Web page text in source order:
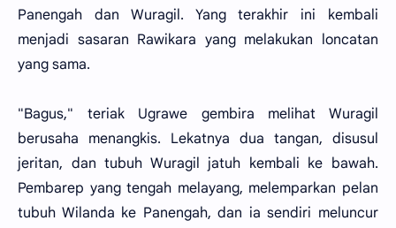
Panengah dan Wuragil. Yang terakhir ini kembali
menjadi sasaran Rawikara yang melakukan loncatan
yang sama.
"Bagus," teriak Ugrawe gembira melihat Wuragil
berusaha menangkis. Lekatnya dua tangan, disusul
jeritan, dan tubuh Wuragil jatuh kembali ke bawah.
Pembarep yang tengah melayang, melemparkan pelan
tubuh Wilanda ke Panengah, dan ia sendiri meluncur